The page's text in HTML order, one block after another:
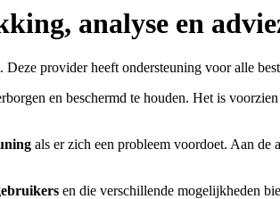
analyse en
provider heeft ondersteuning voor alle
en beschermd te houden. Het is voorzien
als er zich een probleem voordoet. Aan de
en die verschillende mogelijkheden